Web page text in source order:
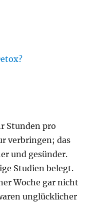
Stunden pro
verbringen; das
und gesünder.
Studien belegt.
Woche gar nicht
unglücklicher